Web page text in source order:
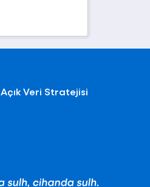
Açık Veri Stratejisi